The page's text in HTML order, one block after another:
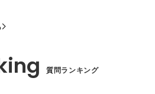
質問ランキング